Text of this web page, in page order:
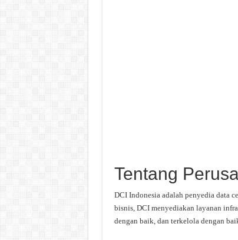
Tentang
DCI Indonesia adalah penyedia data
bisnis, DCI menyediakan layanan
dengan baik, dan terkelola dengan